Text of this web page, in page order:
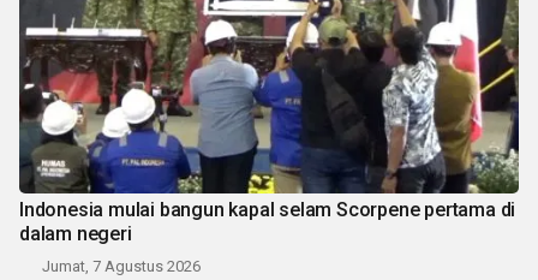
Indonesia mulai bangun kapal selam Scorpene pertama di
dalam negeri
Jumat, 7 Agustus 2026